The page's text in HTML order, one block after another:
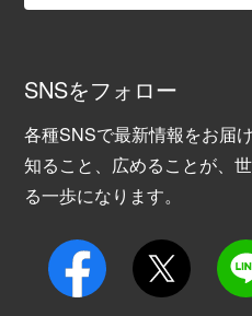
SNSをフォロー
各種SNSで最新情報をお届
知ること、広めることが、
る一歩になります。